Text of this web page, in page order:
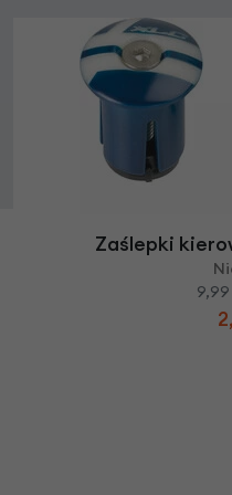
Zaślepki
9,99